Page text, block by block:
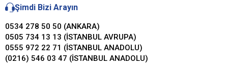
Şimdi Bizi Arayın
0534 278 50 50 (ANKARA)
0505 734 13 13 (İSTANBUL AVRUPA)
0555 972 22 71 (İSTANBUL ANADOLU)
(0216) 546 03 47 (İSTANBUL ANADOLU)